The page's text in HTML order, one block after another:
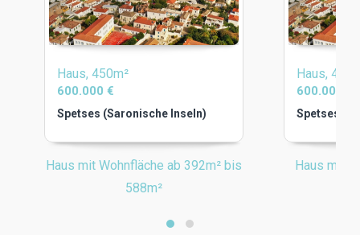
Haus, 450m²
600.000 €
Spetses (Saronische Inseln)
Haus mit Wohnfläche ab 392m² bis
588m²
Haus,
600.000 €
Spetses
Haus mit